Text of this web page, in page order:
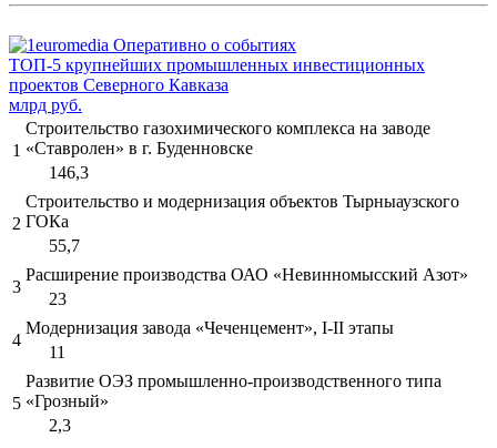
ТОП-5 крупнейших промышленных инвестиционных
проектов Северного Кавказа
млрд руб.
1
Строительство газохимического комплекса на заводе
«Ставролен» в г. Буденновске
146,3
2
Строительство и модернизация объектов Тырныаузского
ГОКа
55,7
3
Расширение производства ОАО «Невинномысский Азот»
23
4
Модернизация завода «Чеченцемент», I-II этапы
11
5
Развитие ОЭЗ промышленно-производственного типа
«Грозный»
2,3